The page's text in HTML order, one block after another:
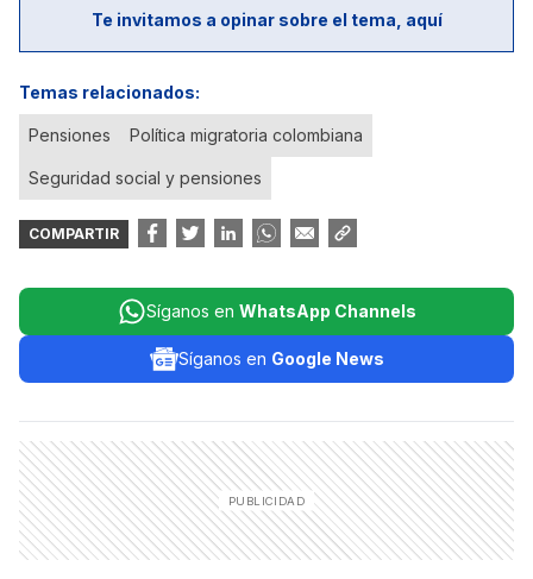
Te invitamos a opinar sobre el tema, aquí
Temas relacionados:
Pensiones Política migratoria colombiana
Seguridad social y pensiones
COMPARTIR
Síganos en WhatsApp Channels
Síganos en Google News